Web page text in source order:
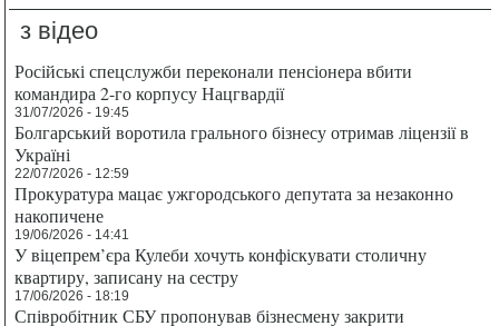
з відео
Російські спецслужби переконали пенсіонера вбити
командира 2-го корпусу Нацгвардії
31/07/2026 - 19:45
Болгарський воротила грального бізнесу отримав ліцензії в
Україні
22/07/2026 - 12:59
Прокуратура мацає ужгородського депутата за незаконно
накопичене
19/06/2026 - 14:41
У віцепрем’єра Кулеби хочуть конфіскувати столичну
квартиру, записану на сестру
17/06/2026 - 18:19
Співробітник СБУ пропонував бізнесмену закрити